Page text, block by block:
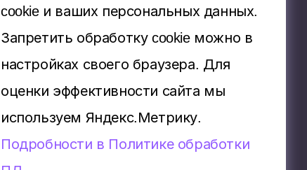
cookie и ваших персональных данных.
Запретить обработку cookie можно в
настройках своего браузера. Для
оценки эффективности сайта мы
используем Яндекс.Метрику.
Подробности в Политике обработки